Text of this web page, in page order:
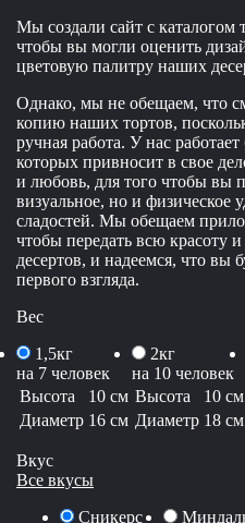
Мы создали сайт с каталогом
чтобы вы могли оценить
цветовую палитру наших
Однако, мы не обещаем, что
копию наших тортов,
ручная работа. У нас
которых привносит в свое
и любовь, для того чтобы вы
визуальное, но и физическое
сладостей. Мы обещаем
чтобы передать всю красоту
десертов, и надеемся, что вы
первого взгляда.
Вес
1,5кг
на 7 человек
Высота
10 см
Диаметр 16 см
2кг
на 10 человек
Высота
10 см
Диаметр 18 см
Вкус
Все вкусы
Сникерс